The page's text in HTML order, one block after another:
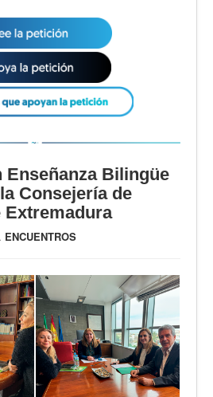
Enseñanza Bilingüe
Consejería de
Extremadura
ENCUENTROS